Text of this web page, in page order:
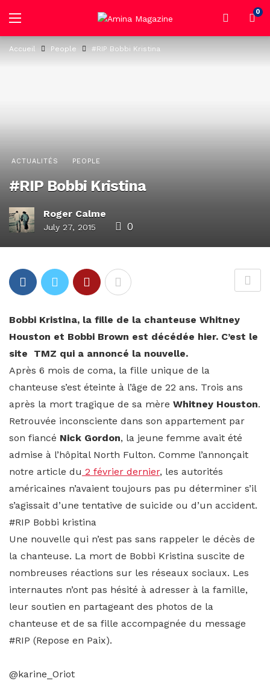
0
Accueil People #RIP Bobbi Kristina
ACTUALITÉS PEOPLE
#RIP Bobbi Kristina
Roger Calme
July 27, 2015 0
Bobbi Kristina, la fille de la chanteuse Whitney
Houston et Bobbi Brown est décédée hier. C’est le
site TMZ qui a annoncé la nouvelle.
Après 6 mois de coma, la fille unique de la
chanteuse s’est éteinte à l’âge de 22 ans. Trois ans
après la mort tragique de sa mère Whitney Houston.
Retrouvée inconsciente dans son appartement par
son fiancé Nick Gordon, la jeune femme avait été
admise à l’hôpital North Fulton. Comme l’annonçait
notre article du 2 février dernier, les autorités
américaines n’avaient toujours pas pu déterminer s’il
s’agissait d’une tentative de suicide ou d’un accident.
#RIP Bobbi kristina
Une nouvelle qui n’est pas sans rappeler le décès de
la chanteuse. La mort de Bobbi Kristina suscite de
nombreuses réactions sur les réseaux sociaux. Les
internautes n’ont pas hésité à adresser à la famille,
leur soutien en partageant des photos de la
chanteuse et de sa fille accompagnée du message
#RIP (Repose en Paix).
@karine_Oriot